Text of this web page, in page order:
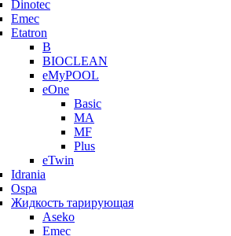
Dinotec
Emec
Etatron
B
BIOCLEAN
eMyPOOL
eOne
Basic
MA
MF
Plus
eTwin
Idrania
Ospa
Жидкость тарирующая
Aseko
Emec